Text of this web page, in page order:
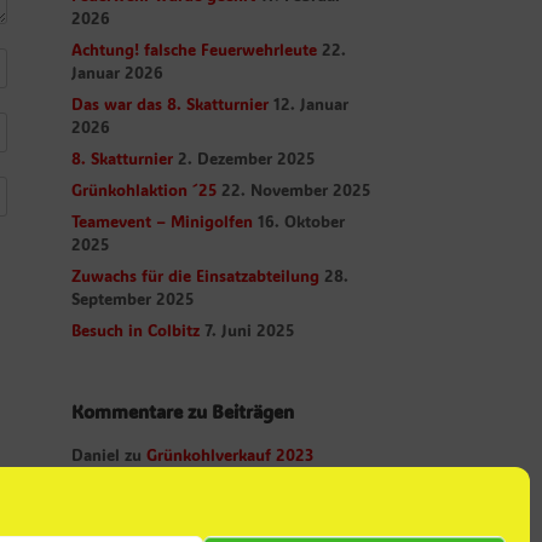
2026
Achtung! falsche Feuerwehrleute 22.
Januar 2026
Das war das 8. Skatturnier 12. Januar
2026
8. Skatturnier 2. Dezember 2025
Grünkohlaktion ´25 22. November 2025
Teamevent – Minigolfen 16. Oktober
2025
Zuwachs für die Einsatzabteilung 28.
September 2025
Besuch in Colbitz 7. Juni 2025
Kommentare zu Beiträgen
Daniel zuGrünkohlverkauf 2023